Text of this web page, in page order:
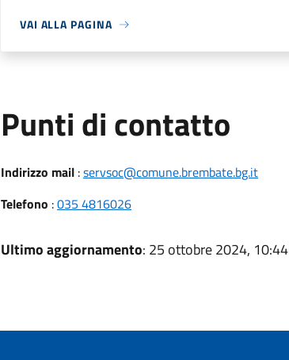
VAI ALLA PAGINA
Punti di contatto
Indirizzo mail:servsoc@comune.brembate.bg.it
Telefono :035 4816026
Ultimo aggiornamento: 25 ottobre 2024, 10:44